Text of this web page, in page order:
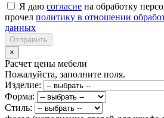
Я даю согласие на обработку
прочел политику в отношении
данных
Отправить
×
Расчет цены мебели
Пожалуйста, заполните поля.
Изделие:
Форма:
Стиль: